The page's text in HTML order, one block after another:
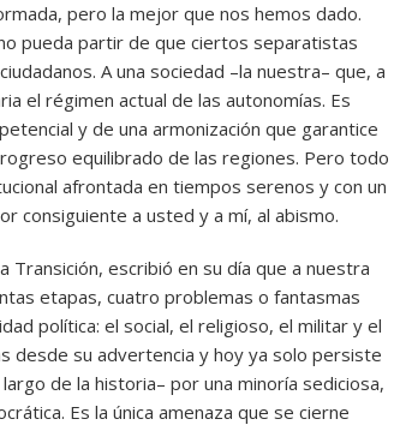
pero la mejor que nos hemos dado.
pueda partir de que ciertos separatistas
A una sociedad –la nuestra– que, a
el régimen actual de las autonomías. Es
y de una armonización que garantice
equilibrado de las regiones. Pero todo
afrontada en tiempos serenos y con un
consiguiente a usted y a mí, al abismo.
Transición, escribió en su día que a nuestra
etapas, cuatro problemas o fantasmas
política: el social, el religioso, el militar y el
desde su advertencia y hoy ya solo persiste
de la historia– por una minoría sediciosa,
Es la única amenaza que se cierne